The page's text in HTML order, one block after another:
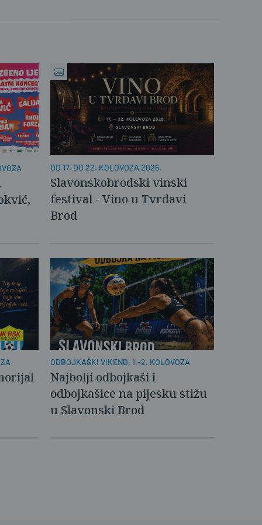
OD 17. DO 22. KOLOVOZA 2026.
Slavonskobrodski vinski
festival - Vino u Tvrđavi
Brod
ODBOJKAŠKI VIKEND, 1.-2. KOLOVOZA
Najbolji odbojkaši i
odbojkašice na pijesku stižu
u Slavonski Brod